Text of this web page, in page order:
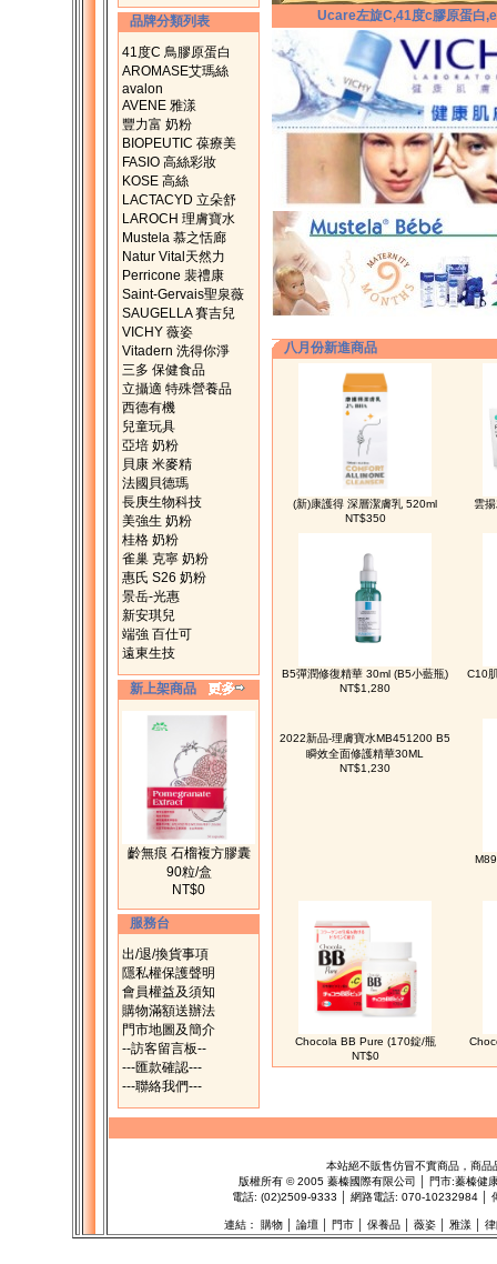
品牌分類列表
41度C 鳥膠原蛋白
AROMASE艾瑪絲
avalon
AVENE 雅漾
豐力富 奶粉
BIOPEUTIC 葆療美
FASIO 高絲彩妝
KOSE 高絲
LACTACYD 立朵舒
LAROCH 理膚寶水
Mustela 慕之恬廊
Natur Vital天然力
Perricone 裴禮康
Saint-Gervais聖泉薇
SAUGELLA 賽吉兒
VICHY 薇姿
Vitadern 洗得你淨
三多 保健食品
立攝適 特殊營養品
西德有機
兒童玩具
亞培 奶粉
貝康 米麥精
法國貝德瑪
長庚生物科技
美強生 奶粉
桂格 奶粉
雀巢 克寧 奶粉
惠氏 S26 奶粉
景岳-光惠
新安琪兒
端強 百仕可
遠東生技
新上架商品
齡無痕 石榴複方膠囊
90粒/盒
NT$0
服務台
出/退/換貨事項
隱私權保護聲明
會員權益及須知
購物滿額送辦法
門市地圖及簡介
--訪客留言板--
---匯款確認---
---聯絡我們---
Ucare左旋C,41度c膠原蛋白
八月份新進商品
(新)康護得 深層潔膚乳 520ml
NT$350
雲
B5彈潤修復精華 30ml (B5小藍瓶)
NT$1,280
C10
2022新品-理膚寶水MB451200 B5
瞬效全面修護精華30ML
NT$1,230
Chocola BB Pure (170錠/瓶
NT$0
本站絕不販售仿冒不實商品，商
版權所有 ©2005 蓁榛國際有限公司 │ 門市:蓁榛健
電話: (02)2509-9333 │ 網路電話: 070-10232984 │
連結： 購物│ 論壇│ 門市│ 保養品│ 薇姿│ 雅漾